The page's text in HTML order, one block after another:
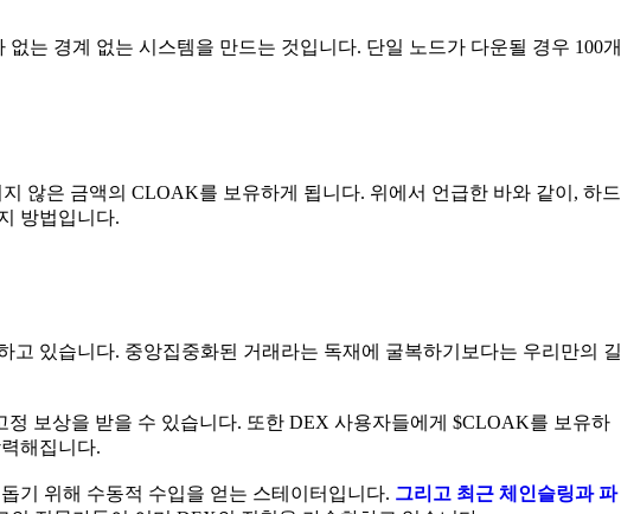
는 경계 없는 시스템을 만드는 것입니다. 단일 노드가 다운될 경우 100개
않은 금액의 CLOAK를 보유하게 됩니다. 위에서 언급한 바와 같이, 하드
방법입니다.
있습니다. 중앙집중화된 거래라는 독재에 굴복하기보다는 우리만의 길
보상을 받을 수 있습니다. 또한 DEX 사용자들에게 $CLOAK를 보유하
해집니다.
기 위해 수동적 수입을 얻는 스테이터입니다. 그리고 최근 체인슬링과 파